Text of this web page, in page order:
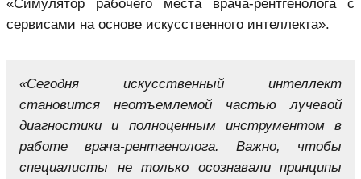
«Симулятор рабочего места врача-рентгенолога с
сервисами на основе искусственного интеллекта».
«Сегодня искусственный интеллект
становится неотъемлемой частью лучевой
диагностики и полноценным инструментом в
работе врача-рентгенолога. Важно, чтобы
специалисты не только осознавали принципы